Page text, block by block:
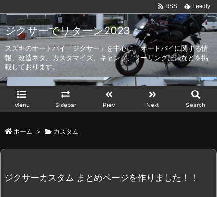
ジクサーでリターン2023
スズキのオートバイ「ジクサー」を中心に、オートバイに関する情
報、改造ネタ、カスタマイズ、キャンプ、ツーリング記録などを掲
載しております。
Menu Sidebar Prev Next Search
RSS Feedly
ホーム > カスタム
ジクサーカスタム まとめページを作りました！！